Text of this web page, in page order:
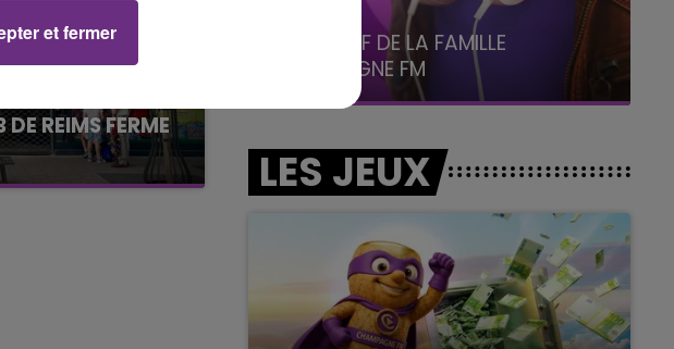
REIMS FERME
du centre-ville
LE BEST OF DE LA FAMILLE
CHAMPAGNE FM
LES JEUX
et fermer